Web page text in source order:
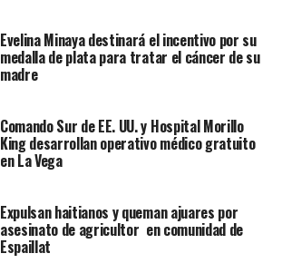
Evelina Minaya destinará el incentivo por su
medalla de plata para tratar el cáncer de su
madre
Comando Sur de EE. UU. y Hospital Morillo
King desarrollan operativo médico gratuito
en La Vega
Expulsan haitianos y queman ajuares por
asesinato de agricultor en comunidad de
Espaillat